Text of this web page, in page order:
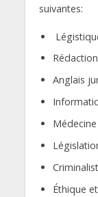
suivantes:
Anglais
Éthique